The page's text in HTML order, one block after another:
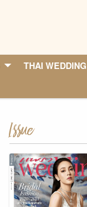
THAI WEDDING
Issue